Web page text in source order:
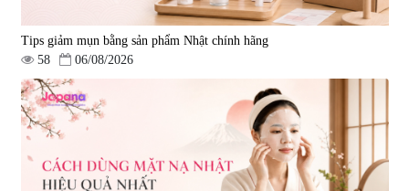
Tips giảm mụn bằng sản phẩm Nhật chính hãng
58
06/08/2026